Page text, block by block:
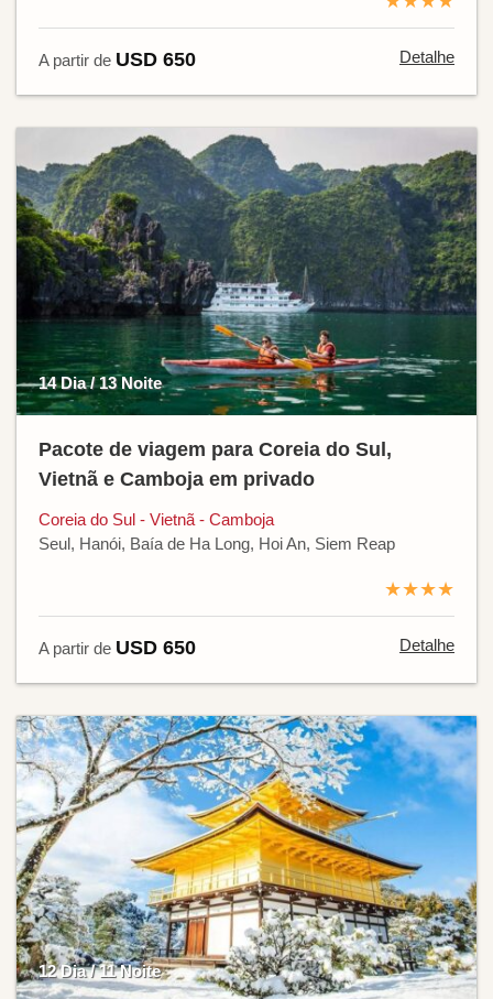
A partir de USD 650 Detalhe
14 Dia / 13 Noite
Pacote de viagem para Coreia do Sul,
Vietnã e Camboja em privado
Coreia do Sul - Vietnã - Camboja
Seul, Hanói, Baía de Ha Long, Hoi An, Siem Reap
★★★★
A partir de USD 650 Detalhe
12 Dia / 11 Noite